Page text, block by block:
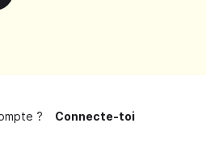
? Connecte-toi